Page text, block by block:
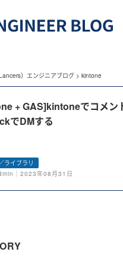
）エンジニアブログ > kintone
+ GAS]kintoneでコメン
でDMする
ライブラリ
｜2023年08月31日